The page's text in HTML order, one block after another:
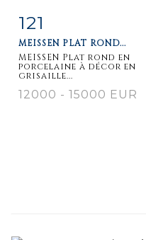
Item detail
121
MEISSEN PLAT ROND...
MEISSEN Plat rond en
porcelaine à décor en
grisaille...
12000 - 15000 EUR